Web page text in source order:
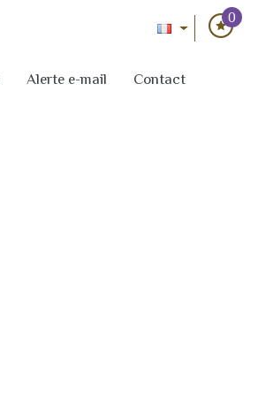
Alerte e-mail Contact
0